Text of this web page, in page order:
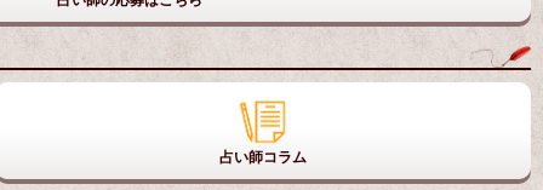
占い師コラム